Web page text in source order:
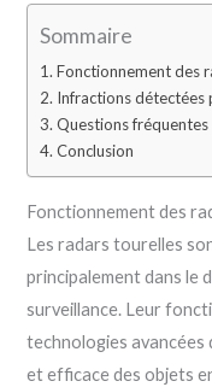
Sommaire
Fonctionnement des
Infractions détectées
Questions fréquentes
Conclusion
Fonctionnement des
Les radars tourelles
principalement dans le
surveillance. Leur
technologies
et efficace des objets